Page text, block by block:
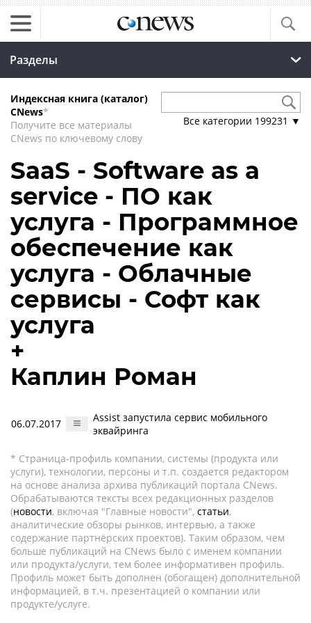
Разделы
Индексная книга (каталог)
CNews*
Получите все материалы
CNews по ключевому слову
Все категории 199231 ▼
SaaS - Software as a
service - ПО как
услуга - Программное
обеспечение как
услуга - Облачные
сервисы - Софт как
услуга
+
Каплин Роман
06.07.2017
Assist запустила сервис мобильного
эквайринга
* Страница-профиль компании, системы (продукта или
услуги), технологии, персоны и т.п. создается редактором
на основе анализа архива публикаций портала CNews.
Обрабатываются тексты всех редакционных разделов
(новости, включая "Главные новости", статьи,
аналитические обзоры рынков, интервью, а также
содержание партнёрских проектов). Таким образом, чем
больше публикаций на CNews было с именем компании
или продукта/услуги, тем более информативен профиль.
Профиль может быть дополнен (обогащен) дополнительной
информацией, в т.ч. презентацией о компании или
продукте/услуге.